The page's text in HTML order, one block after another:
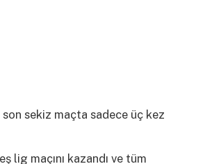
sekiz maçta sadece üç kez
lig maçını kazandı ve tüm